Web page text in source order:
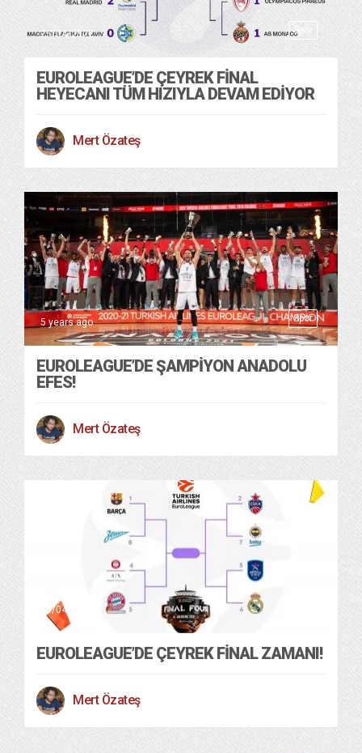
Spor
26/04/2022
EUROLEAGUE’DE ÇEYREK FINAL
HEYECANI TÜM HIZIYLA DEVAM EDIYOR
Mert Özateş
Spor
5 years ago
EUROLEAGUE’DE ŞAMPIYON ANADOLU
EFES!
Mert Özateş
15/04/2021
EUROLEAGUE’DE ÇEYREK FINAL ZAMANI!
Mert Özateş